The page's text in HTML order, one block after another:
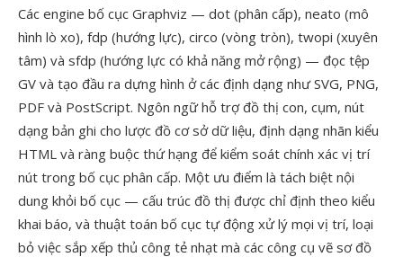
Các engine bố cục Graphviz — dot (phân cấp), neato (mô
hình lò xo), fdp (hướng lực), circo (vòng tròn), twopi (xuyên
tâm) và sfdp (hướng lực có khả năng mở rộng) — đọc tệp
GV và tạo đầu ra dựng hình ở các định dạng như SVG, PNG,
PDF và PostScript. Ngôn ngữ hỗ trợ đồ thị con, cụm, nút
dạng bản ghi cho lược đồ cơ sở dữ liệu, định dạng nhãn kiểu
HTML và ràng buộc thứ hạng để kiểm soát chính xác vị trí
nút trong bố cục phân cấp. Một ưu điểm là tách biệt nội
dung khỏi bố cục — cấu trúc đồ thị được chỉ định theo kiểu
khai báo, và thuật toán bố cục tự động xử lý mọi vị trí, loại
bỏ việc sắp xếp thủ công tẻ nhạt mà các công cụ vẽ sơ đồ